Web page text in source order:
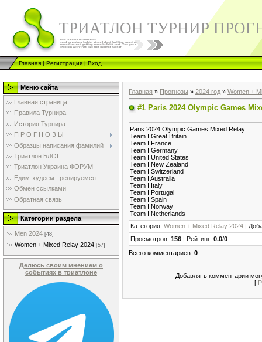
ТРИАТЛОН ТУРНИР
Главная|Регистрация|Вход
Меню сайта
Главная страница
Правила Турнира
История Турнира
П Р О Г Н О З Ы
Образцы написания фамилий
Триатлон БЛОГ
Триатлон Украина ФОРУМ
Едим-худеем-тренируемся
Обмен ссылками
Обратная связь
Категории раздела
Men 2024 [48]
Women + Mixed Relay 2024 [57]
Делюсь своим мнением о
событиях в триатлоне
Главная » Прогнозы » 2024 год » Women +
#1 Paris 2024 Olympic Games
Paris 2024 Olympic Games Mixed Relay
Team I Great Britain
Team I France
Team I Germany
Team I United States
Team I New Zealand
Team I Switzerland
Team I Australia
Team I Italy
Team I Portugal
Team I Spain
Team I Norway
Team I Netherlands
Категория: Women + Mixed Relay 2024 |
Просмотров: 156 | Рейтинг: 0.0/0
Всего комментариев: 0
Добавлять комментарии
[